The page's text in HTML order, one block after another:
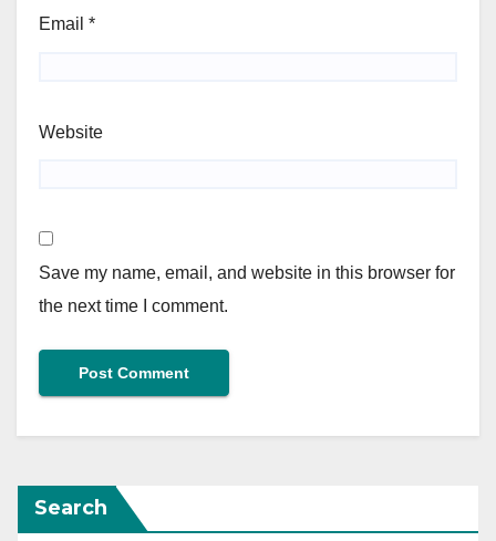
Email *
Website
Save my name, email, and website in this browser for
the next time I comment.
Search